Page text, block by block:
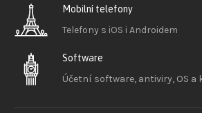
Mobilní telefony
Telefony s iOS i Androidem
Software
Účetní software, antiviry, OS a